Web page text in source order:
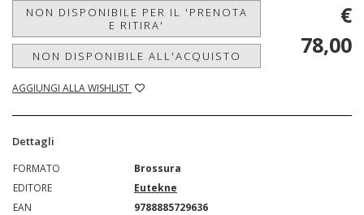
NON DISPONIBILE PER IL 'PRENOTA
E RITIRA'
NON DISPONIBILE ALL'ACQUISTO
AGGIUNGI ALLA WISHLIST
€
78,00
Dettagli
FORMATO
Brossura
EDITORE
Eutekne
EAN
9788885729636